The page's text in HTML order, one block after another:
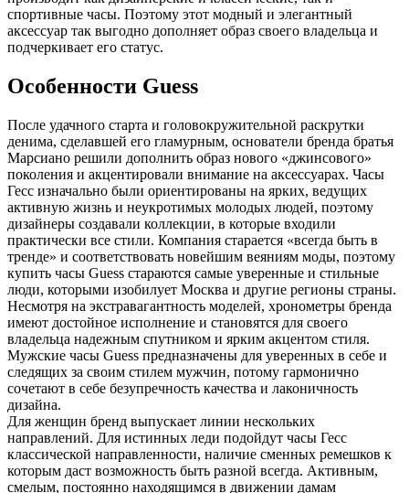
спортивные часы. Поэтому этот модный и элегантный
аксессуар так выгодно дополняет образ своего владельца и
подчеркивает его статус.
Особенности Guess
После удачного старта и головокружительной раскрутки
денима, сделавшей его гламурным, основатели бренда братья
Марсиано решили дополнить образ нового «джинсового»
поколения и акцентировали внимание на аксессуарах. Часы
Гесс изначально были ориентированы на ярких, ведущих
активную жизнь и неукротимых молодых людей, поэтому
дизайнеры создавали коллекции, в которые входили
практически все стили. Компания старается «всегда быть в
тренде» и соответствовать новейшим веяниям моды, поэтому
купить часы Guess стараются самые уверенные и стильные
люди, которыми изобилует Москва и другие регионы страны.
Несмотря на экстравагантность моделей, хронометры бренда
имеют достойное исполнение и становятся для своего
владельца надежным спутником и ярким акцентом стиля.
Мужские часы Guess предназначены для уверенных в себе и
следящих за своим стилем мужчин, потому гармонично
сочетают в себе безупречность качества и лаконичность
дизайна.
Для женщин бренд выпускает линии нескольких
направлений. Для истинных леди подойдут часы Гесс
классической направленности, наличие сменных ремешков к
которым даст возможность быть разной всегда. Активным,
смелым, постоянно находящимся в движении дамам